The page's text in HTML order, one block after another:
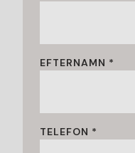
EFTERNAMN *
TELEFON *